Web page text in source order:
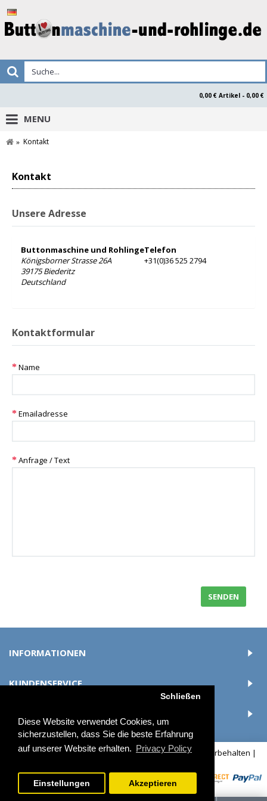
Diese Website verwendet Cookies, um
sicherzustellen, dass Sie die beste Erfahrung
auf unserer Website erhalten. Privacy Policy
Schließen
Einstellungen Akzeptieren
0,00 € Artikel - 0,00 €
MENU
Kontakt
Kontakt
Unsere Adresse
Buttonmaschine und Rohlinge
Königsborner Strasse 26A
39175 Biederitz
Deutschland
Telefon
+31(0)36 525 2794
Kontaktformular
Name
Emailadresse
Anfrage / Text
INFORMATIONEN
KUNDENSERVICE
© 2018 buttonmaschine-und-rohlinge.de - Alle Rechte vorbehalten |